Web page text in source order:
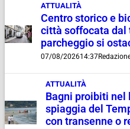
ATTUALITÀ
Centro storico e
città soffocata dal
parcheggio si
07/08/202614:37
ATTUALITÀ
Bagni proibiti nel
spiaggia del
con transenne o